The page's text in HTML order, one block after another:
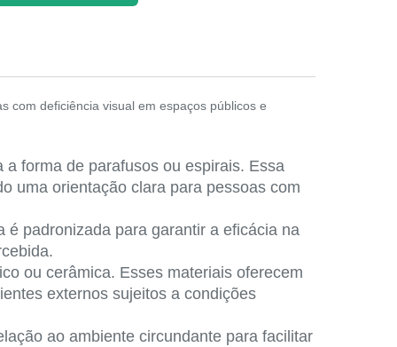
com deficiência visual em espaços públicos e
forma de parafusos ou espirais. Essa
uma orientação clara para pessoas com
é padronizada para garantir a eficácia na
ou cerâmica. Esses materiais oferecem
externos sujeitos a condições
ao ambiente circundante para facilitar